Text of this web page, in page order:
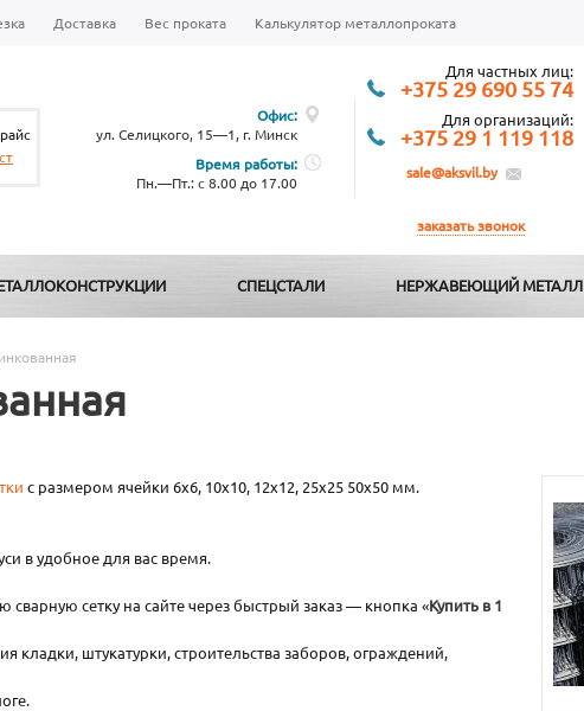
Доставка Вес проката Калькулятор металлопроката
Офис:
ул. Селицкого, 15—1, г. Минск
Время работы:
Пн.—Пт.: с 8.00 до 17.00
Для частных лиц:
+375 29 690 55 74
Для организаций:
+375 29 1 119 118
sale@aksvil.by
заказать звонок
СПЕЦСТАЛИ НЕРЖАВЕЮЩИЙ МЕТАЛЛ
с размером ячейки 6х6, 10х10, 12х12, 25х25 50х50 мм.
в удобное для вас время.
сетку на сайте через быстрый заказ — кнопка «Купить в 1
кладки, штукатурки, строительства заборов, ограждений,